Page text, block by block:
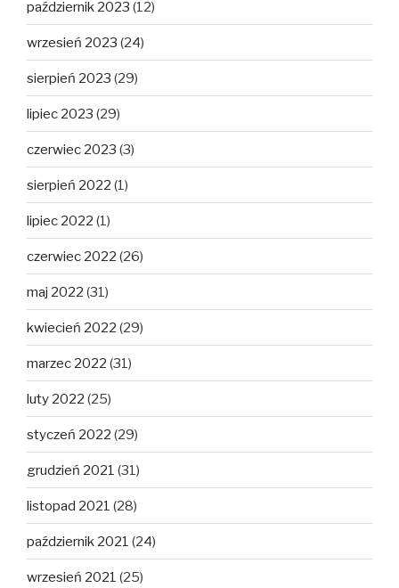
październik 2023 (12)
wrzesień 2023 (24)
sierpień 2023 (29)
lipiec 2023 (29)
czerwiec 2023 (3)
sierpień 2022 (1)
lipiec 2022 (1)
czerwiec 2022 (26)
maj 2022 (31)
kwiecień 2022 (29)
marzec 2022 (31)
luty 2022 (25)
styczeń 2022 (29)
grudzień 2021 (31)
listopad 2021 (28)
październik 2021 (24)
wrzesień 2021 (25)